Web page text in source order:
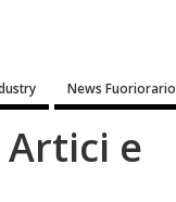
News Fuoriorario
Artici e